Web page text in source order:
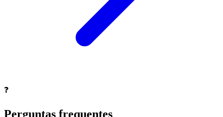
❓
Perguntas frequentes